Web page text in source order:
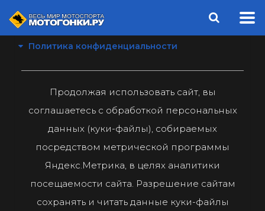
Политика конфиденциальности
Продолжая использовать сайт, вы
соглашаетесь с обработкой персональных
данных (куки-файлы), собираемых
посредством метрической программы
Яндекс.Метрика, в целях аналитики
посещаемости сайта. Разрешение сайтам
сохранять и читать данные куки-файлы